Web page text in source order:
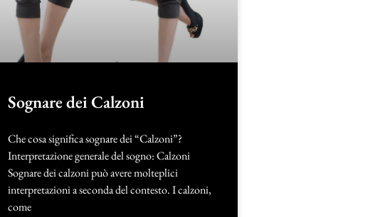
Sognare dei Calzoni
Che cosa significa sognare dei “Calzoni”?
Interpretazione generale del sogno: Calzoni
Sognare dei calzoni può avere molteplici
interpretazioni a seconda del contesto. I calzoni,
come